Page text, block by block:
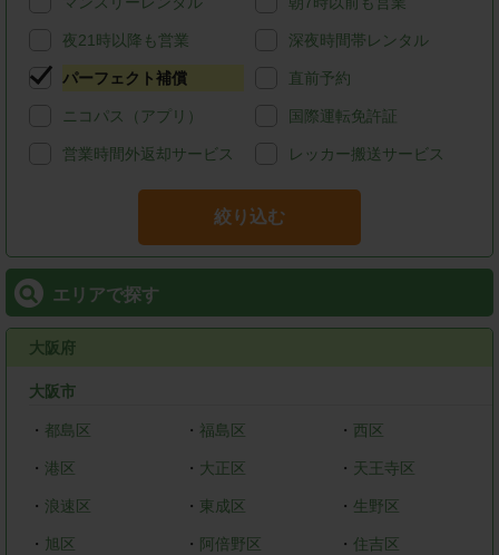
夜21時以降も営業 深夜時間帯レンタル
パーフェクト補償 直前予約
ニコパス（アプリ） 国際運転免許証
営業時間外返却サービス レッカー搬送サービス
絞り込む
エリアで探す
大阪府
大阪市
・ 都島区 ・ 福島区 ・ 西区
・ 港区 ・ 大正区 ・ 天王寺区
・ 浪速区 ・ 東成区 ・ 生野区
・ 旭区 ・ 阿倍野区 ・ 住吉区